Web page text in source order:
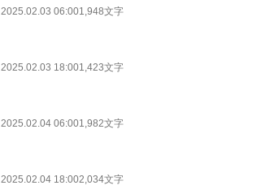
2025.02.03 06:001,948文字
2025.02.03 18:001,423文字
2025.02.04 06:001,982文字
2025.02.04 18:002,034文字